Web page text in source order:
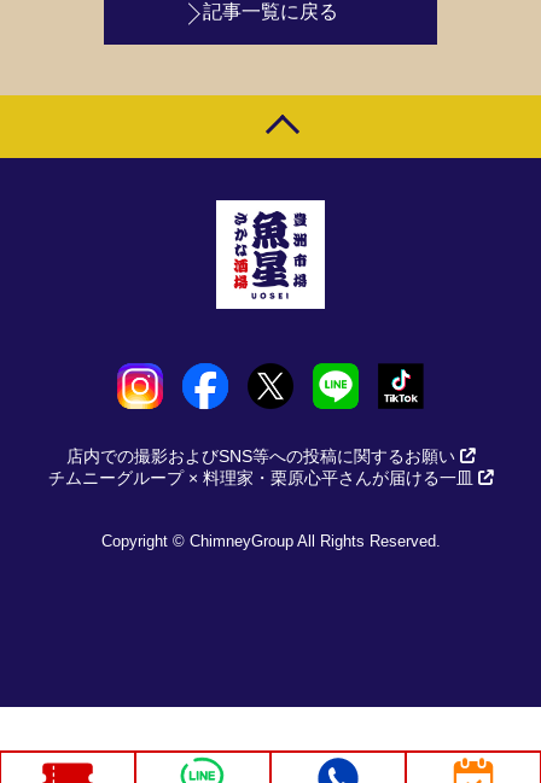
記事一覧に戻る
店内での撮影およびSNS等への投稿に関するお願い
チムニーグループ × 料理家・栗原心平さんが届ける一皿
Copyright © ChimneyGroup All Rights Reserved.